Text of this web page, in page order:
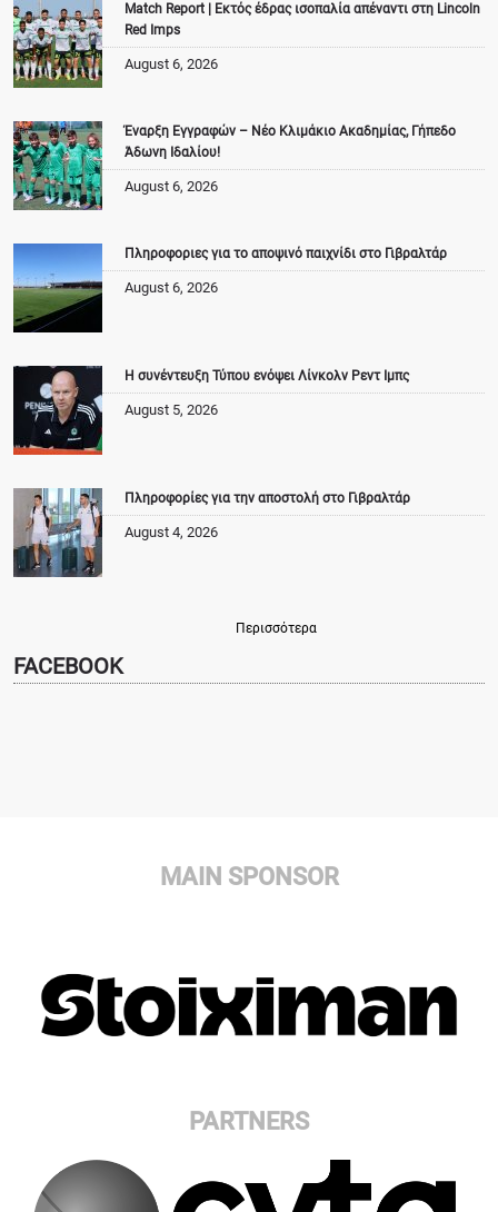
Match Report | Εκτός έδρας ισοπαλία απέναντι στη Lincoln
Red Imps
August 6, 2026
Έναρξη Εγγραφών – Νέο Κλιμάκιο Ακαδημίας, Γήπεδο
Άδωνη Ιδαλίου!
August 6, 2026
Πληροφοριες για το αποψινό παιχνίδι στο Γιβραλτάρ
August 6, 2026
Η συνέντευξη Τύπου ενόψει Λίνκολν Ρεντ Ιμπς
August 5, 2026
Πληροφορίες για την αποστολή στο Γιβραλτάρ
August 4, 2026
Περισσότερα
FACEBOOK
MAIN SPONSOR
PARTNERS